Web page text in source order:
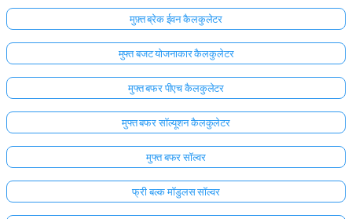
मुफ़्त ब्रेक ईवन कैलकुलेटर
मुफ्त बजट योजनाकार कैलकुलेटर
मुफ्त बफर पीएच कैलकुलेटर
मुफ्त बफर सॉल्यूशन कैलकुलेटर
मुफ्त बफर सॉल्वर
फ्री बल्क मॉडुलस सॉल्वर